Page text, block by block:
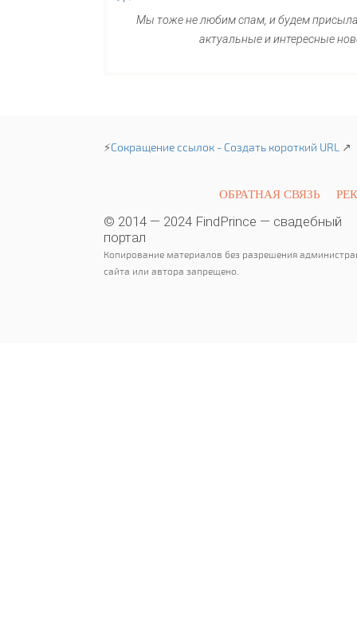
Мы тоже не любим спам, и будем
актуальные и интересные
⚡Сокращение ссылок - Создать короткий URL ↗
ОБРАТНАЯ СВЯЗЬ
© 2014 — 2024 FindPrince — свадебный
портал
Копирование материалов без разрешения
сайта или автора запрещено.